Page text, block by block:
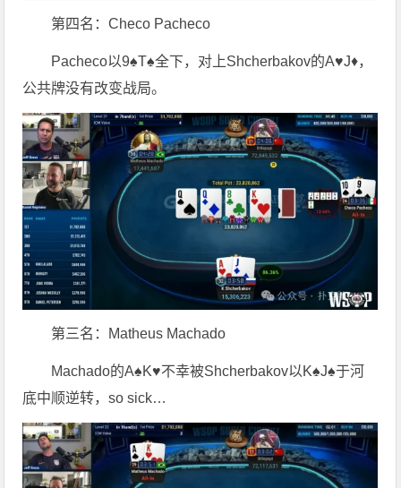
第四名：Checo Pacheco
Pacheco以9♠T♠全下，对上Shcherbakov的A♥J♦，
公共牌没有改变战局。
第三名：Matheus Machado
Machado的A♠K♥不幸被Shcherbakov以K♠J♠于河
底中顺逆转，so sick…